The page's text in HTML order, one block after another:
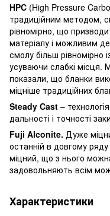
HPC (High Pressure
традиційним методом,
рівномірно, що
матеріалу і можливим
смолу більш
усуваючи слабкі місця.
показали, що бланки
міцніше традиційних
Steady Cast –
дальності і точності
Fuji Alconite. Дуже
останній в довгому ряду
міцний, що з нього
задовольняють всім
Характеристики